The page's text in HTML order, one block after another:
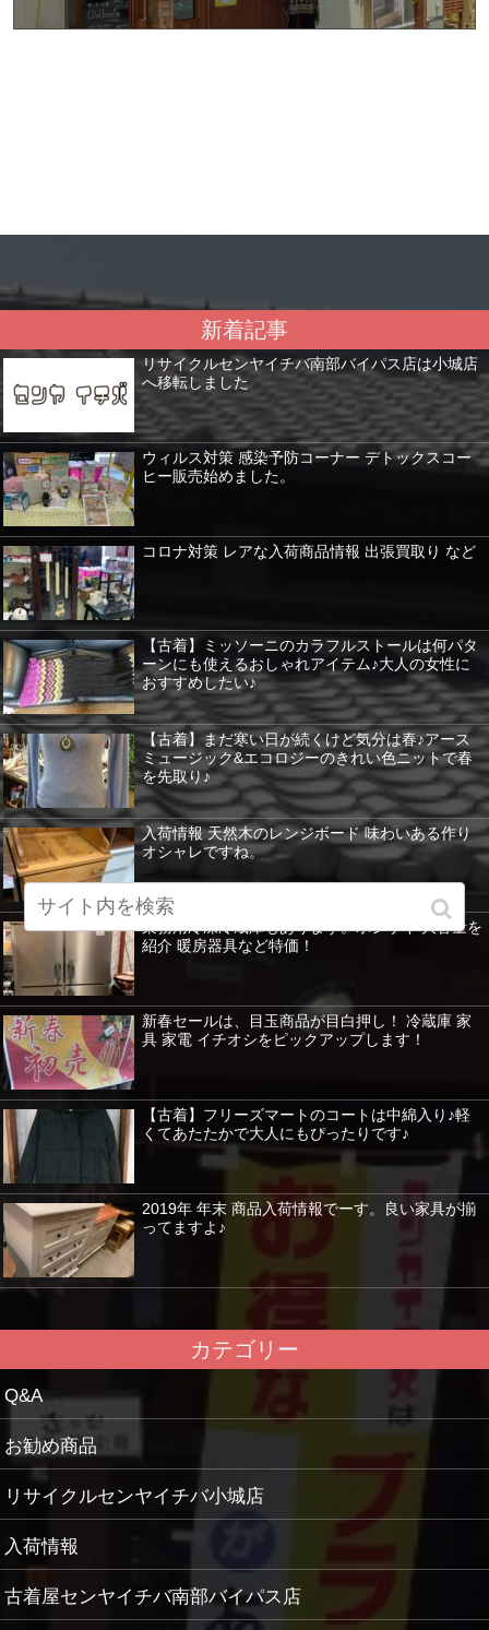
新着記事
リサイクルセンヤイチバ南部バイパス店は小城店
へ移転しました
ウィルス対策 感染予防コーナー デトックスコー
ヒー販売始めました。
コロナ対策 レアな入荷商品情報 出張買取り など
【古着】ミッソーニのカラフルストールは何パタ
ーンにも使えるおしゃれアイテム♪大人の女性に
おすすめしたい♪
【古着】まだ寒い日が続くけど気分は春♪アース
ミュージック&エコロジーのきれい色ニットで春
を先取り♪
入荷情報 天然木のレンジボード 味わいある作り
オシャレですね。
業務用冷凍冷蔵庫もあります。ホシザキ 大容量を
紹介 暖房器具など特価！
新春セールは、目玉商品が目白押し！ 冷蔵庫 家
具 家電 イチオシをピックアップします！
【古着】フリーズマートのコートは中綿入り♪軽
くてあたたかで大人にもぴったりです♪
2019年 年末 商品入荷情報でーす。良い家具が揃
ってますよ♪
カテゴリー
Q&A
お勧め商品
リサイクルセンヤイチバ小城店
入荷情報
古着屋センヤイチバ南部バイパス店